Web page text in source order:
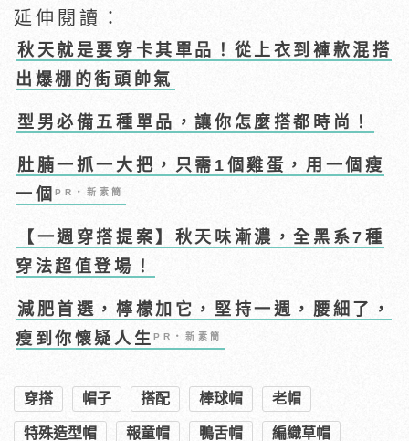
延伸閱讀：
秋天就是要穿卡其單品！從上衣到褲款混搭
出爆棚的街頭帥氣
型男必備五種單品，讓你怎麼搭都時尚！
肚腩一抓一大把，只需1個雞蛋，用一個瘦
一個PR・新素簡
【一週穿搭提案】秋天味漸濃，全黑系7種
穿法超值登場！
減肥首選，檸檬加它，堅持一週，腰細了，
瘦到你懷疑人生PR・新素簡
穿搭 帽子 搭配 棒球帽 老帽
特殊造型帽 報童帽 鴨舌帽 編織草帽